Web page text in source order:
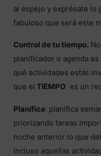
al espejo y exprésate lo
fabuloso que será este
Control de tu tiempo.
planificador o agenda
qué actividades estás
que el TIEMPO es un
Planifica: planifica
priorizando tareas
noche anterior lo que
Incluso aquellas